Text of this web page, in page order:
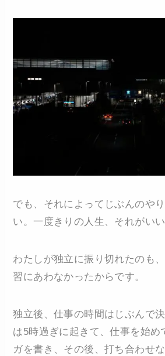
でも、それによってじぶんのや
い。一度きりの人生、それがいい
わたしが独立に振り切れたのも
習にあわなかったからです。
独立後、仕事の時間はじぶんで
は5時過ぎに起きて、仕事を始め
ガを書き、その後、打ち合わせ